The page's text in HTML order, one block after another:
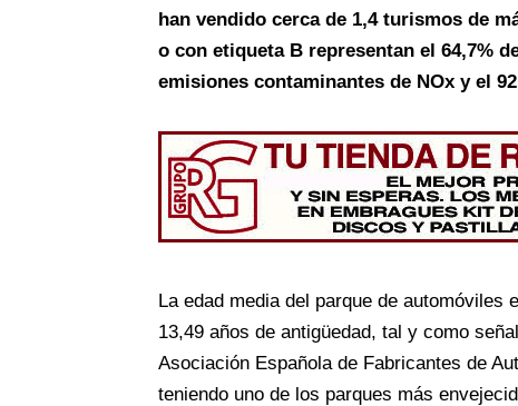
han vendido cerca de 1,4 turismos de
o con etiqueta B representan el 64,7%
emisiones contaminantes de NOx y el
La edad media del parque de automóviles
13,49 años de antigüedad, tal y como
Asociación Española de Fabricantes de
teniendo uno de los parques más